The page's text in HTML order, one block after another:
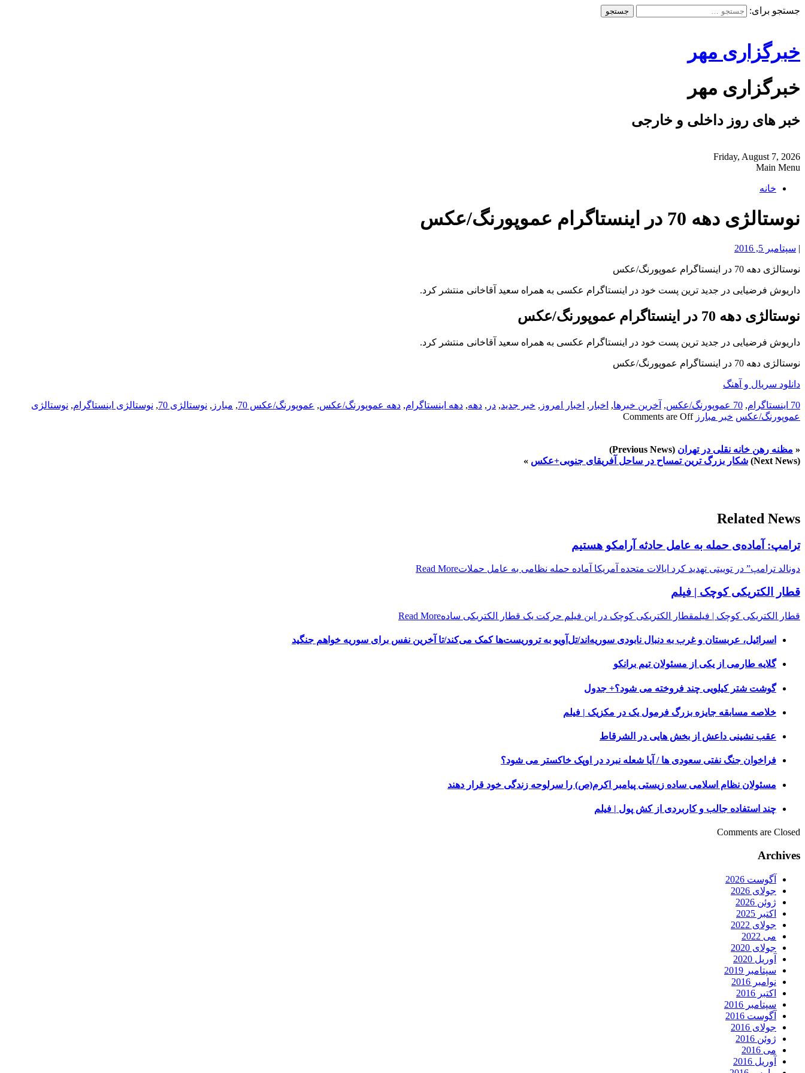
جستجو برای:
خبرگزاری مهر
خبرگزاری مهر
خبر های روز داخلی و خارجی
Friday, August 7, 2026
Main Menu
خانه
نوستالژی دهه 70 در اینستاگرام عموپورنگ/عکس
| سپتامبر 5, 2016
نوستالژی دهه 70 در اینستاگرام عموپورنگ/عکس
داریوش فرضیایی در جدید ترین پست خود در اینستاگرام عکسی به همراه سعید آقاخانی منتشر کرد.
نوستالژی دهه 70 در اینستاگرام عموپورنگ/عکس
داریوش فرضیایی در جدید ترین پست خود در اینستاگرام عکسی به همراه سعید آقاخانی منتشر کرد.
نوستالژی دهه 70 در اینستاگرام عموپورنگ/عکس
دانلود سریال و آهنگ
70 اینستاگرام , 70 عموپورنگ/عکس , آخرین خبرها, اخبار , اخبار امروز , خبر جدید, در , دهه, دهه اینستاگرام, دهه عموپورنگ/عکس, عموپورنگ/عکس 70 , مبارز , نوستالژی 70 , نوستالژی اینستاگرام, نوستالژی
عموپورنگ/عکس خبر مبارز Comments are Off
« مظنه رهن خانه نقلی در تهران (Previous News)
(Next News)
شکار بزرگ ترین تمساح در ساحل آفریقای جنوبی+عکس »
Related News
ترامپ: آماده‌ی حمله به عامل حادثه آرامکو هستیم
دونالد ترامپ” در توییتی تهدید کرد ایالات متحده آمریکا آماده حمله نظامی به عامل حملاتRead More
قطار الکتریکی کوچک | فیلم
قطار الکتریکی کوچک | فیلمقطار الکتریکی کوچک در این فیلم حرکت یک قطار الکتریکی سادهRead More
اسرائیل، عربستان و غرب به دنبال نابودی سوریه‌اند/تل‌آویو به تروریست‌ها کمک می‌کند/تا آخرین نفس برای سوریه خواهم جنگید
گلایه طارمی از یکی از مسئولان تیم برانکو
گوشت شتر کیلویی چند فروخته می شود؟+ جدول
خلاصه مسابقه جایزه بزرگ فرمول یک در مکزیک | فیلم
عقب نشینی داعش از بخش هایی در الشرقاط
فراخوان جنگ نفتی سعودی ها / آیا شعله نبرد در اوپک خاکستر می شود؟
مسئولان نظام اسلامی ساده زیستی پیامبر اکرم(ص) را سرلوحه زندگی خود قرار دهند
چند استفاده جالب و کاربردی از کش پول | فیلم
Comments are Closed
Archives
آگوست 2026
جولای 2026
ژوئن 2026
اکتبر 2025
جولای 2022
می 2022
جولای 2020
آوریل 2020
سپتامبر 2019
نوامبر 2016
اکتبر 2016
سپتامبر 2016
آگوست 2016
جولای 2016
ژوئن 2016
می 2016
آوریل 2016